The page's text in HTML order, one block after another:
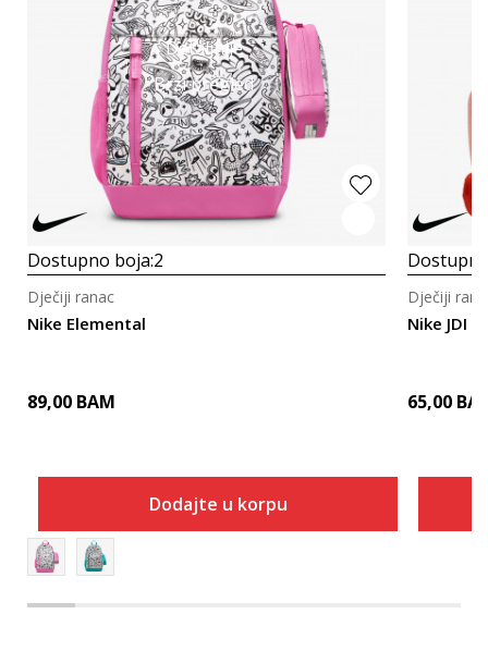
Detaljnije
Brzi pregled
Dostupno boja:2
Nike Elemental
Dječiji ranac
89,00 BAM
Dodajte u korpu
Nike JDI
Dječiji
65,00